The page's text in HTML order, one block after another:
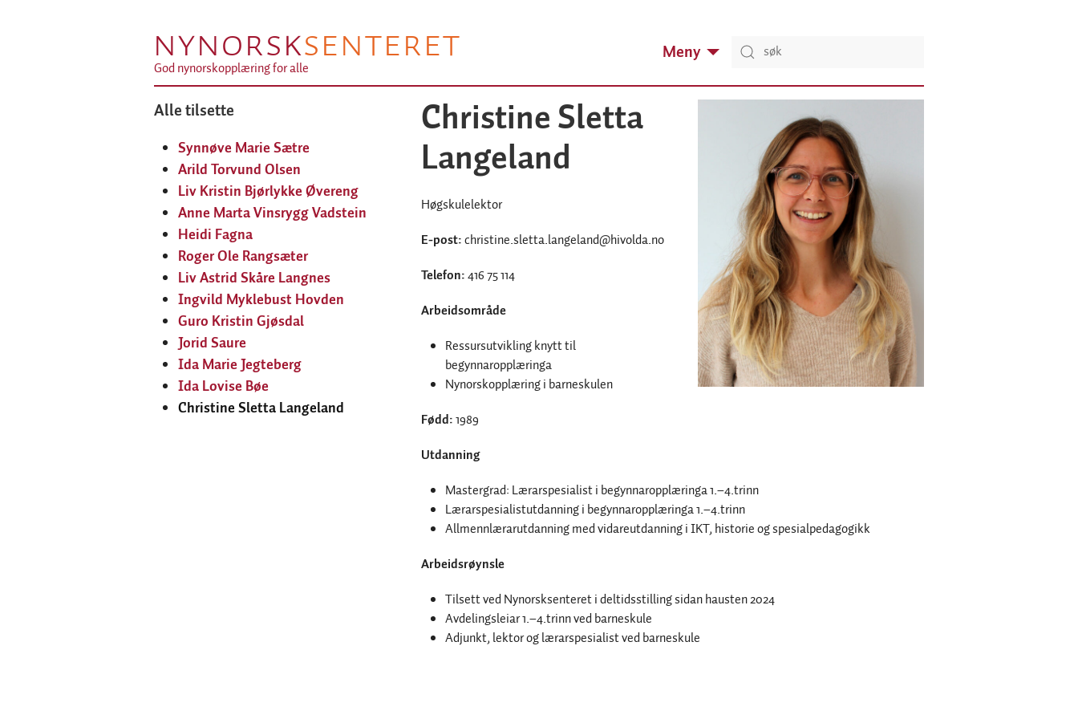
NYNORSKSENTERET
God nynorskopplæring for alle
Meny
Alle tilsette
Synnøve Marie Sætre
Arild Torvund Olsen
Liv Kristin Bjørlykke Øvereng
Anne Marta Vinsrygg Vadstein
Heidi Fagna
Roger Ole Rangsæter
Liv Astrid Skåre Langnes
Ingvild Myklebust Hovden
Guro Kristin Gjøsdal
Jorid Saure
Ida Marie Jegteberg
Ida Lovise Bøe
Christine Sletta Langeland
Christine Sletta
Langeland
Høgskulelektor
E-post:christine.sletta.langeland@hivolda.no
Telefon:416 75 114
Arbeidsområde
Ressursutvikling knytt til
begynnaropplæringa
Nynorskopplæring i barneskulen
Fødd:1989
Utdanning
Mastergrad: Lærarspesialist i begynnaropplæringa 1.–4.trinn
Lærarspesialistutdanning i begynnaropplæringa 1.–4.trinn
Allmennlærarutdanning med vidareutdanning i IKT, historie og spesialpedagogikk
Arbeidsrøynsle
Tilsett ved Nynorsksenteret i deltidsstilling sidan hausten 2024
Avdelingsleiar 1.–4.trinn ved barneskule
Adjunkt, lektor og lærarspesialist ved barneskule